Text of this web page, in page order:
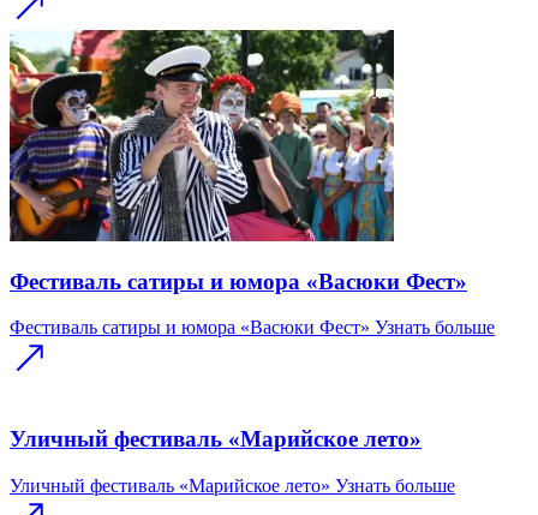
Фестиваль сатиры и юмора «Васюки Фест»
Фестиваль сатиры и юмора «Васюки Фест» Узнать больше
Уличный фестиваль «Марийское лето»
Уличный фестиваль «Марийское лето» Узнать больше